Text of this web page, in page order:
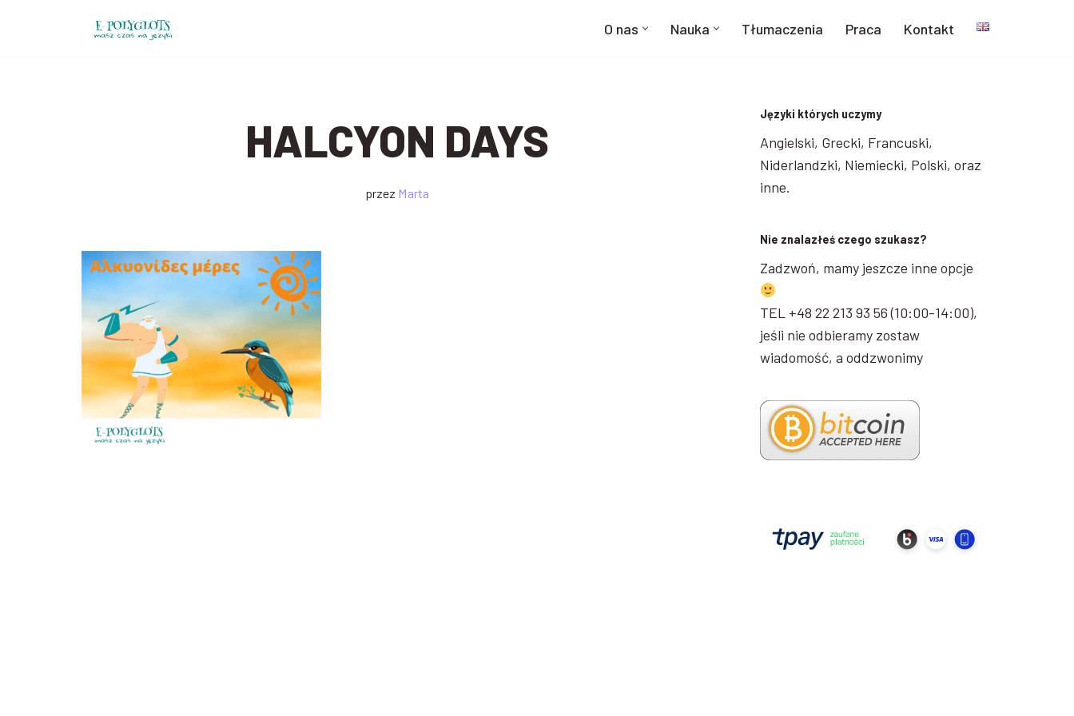
O nas Nauka Tłumaczenia Praca Kontakt
HALCYON DAYS
przez Marta
Języki których uczymy
Angielski, Grecki, Francuski,
Niderlandzki, Niemiecki, Polski, oraz
inne.
Nie znalazłeś czego szukasz?
Zadzwoń, mamy jeszcze inne opcje
TEL +48 22 213 93 56 (10:00-14:00),
jeśli nie odbieramy zostaw
wiadomość, a oddzwonimy